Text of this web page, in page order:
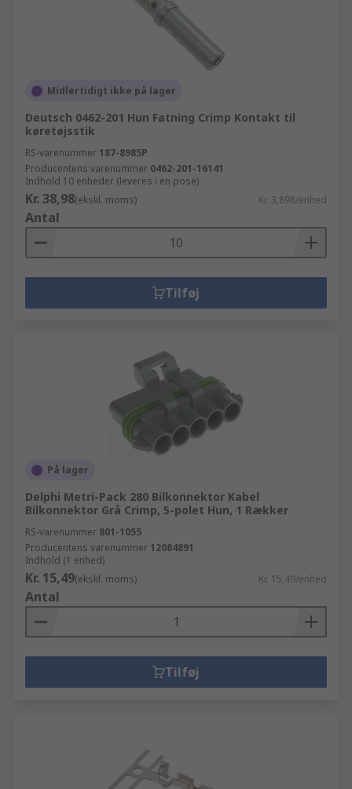
Midlertidigt ikke på lager
Deutsch 0462-201 Hun Fatning Crimp Kontakt til
køretøjsstik
RS-varenummer 187-8985P
Producentens varenummer 0462-201-16141
Indhold 10 enheder (leveres i en pose)
Kr. 38,98(ekskl. moms) Kr. 3,898/enhed
Antal
Tilføj
På lager
Delphi Metri-Pack 280 Bilkonnektor Kabel
Bilkonnektor Grå Crimp, 5-polet Hun, 1 Rækker
RS-varenummer 801-1055
Producentens varenummer 12084891
Indhold (1 enhed)
Kr. 15,49(ekskl. moms) Kr. 15,49/enhed
Antal
Tilføj